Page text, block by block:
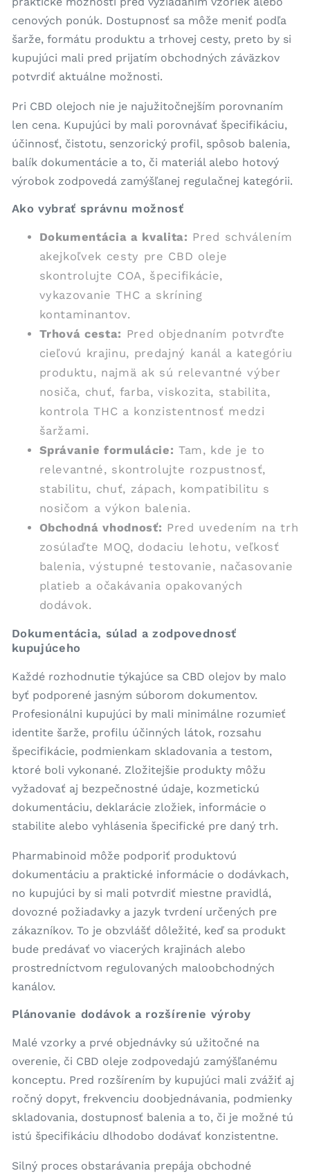
cenových ponúk. Dostupnosť sa môže meniť podľa
šarže, formátu produktu a trhovej cesty, preto by si
kupujúci mali pred prijatím obchodných záväzkov
potvrdiť aktuálne možnosti.
Pri CBD olejoch nie je najužitočnejším porovnaním
len cena. Kupujúci by mali porovnávať špecifikáciu,
účinnosť, čistotu, senzorický profil, spôsob balenia,
balík dokumentácie a to, či materiál alebo hotový
výrobok zodpovedá zamýšľanej regulačnej kategórii.
Ako vybrať správnu možnosť
Dokumentácia a kvalita: Pred schválením
akejkoľvek cesty pre CBD oleje
skontrolujte COA, špecifikácie,
vykazovanie THC a skríning
kontaminantov.
Trhová cesta: Pred objednaním potvrďte
cieľovú krajinu, predajný kanál a kategóriu
produktu, najmä ak sú relevantné výber
nosiča, chuť, farba, viskozita, stabilita,
kontrola THC a konzistentnosť medzi
šaržami.
Správanie formulácie: Tam, kde je to
relevantné, skontrolujte rozpustnosť,
stabilitu, chuť, zápach, kompatibilitu s
nosičom a výkon balenia.
Obchodná vhodnosť: Pred uvedením na trh
zosúlaďte MOQ, dodaciu lehotu, veľkosť
balenia, výstupné testovanie, načasovanie
platieb a očakávania opakovaných
dodávok.
Dokumentácia, súlad a zodpovednosť
kupujúceho
Každé rozhodnutie týkajúce sa CBD olejov by malo
byť podporené jasným súborom dokumentov.
Profesionálni kupujúci by mali minimálne rozumieť
identite šarže, profilu účinných látok, rozsahu
špecifikácie, podmienkam skladovania a testom,
ktoré boli vykonané. Zložitejšie produkty môžu
vyžadovať aj bezpečnostné údaje, kozmetickú
dokumentáciu, deklarácie zložiek, informácie o
stabilite alebo vyhlásenia špecifické pre daný trh.
Pharmabinoid môže podporiť produktovú
dokumentáciu a praktické informácie o dodávkach,
no kupujúci by si mali potvrdiť miestne pravidlá,
dovozné požiadavky a jazyk tvrdení určených pre
zákazníkov. To je obzvlášť dôležité, keď sa produkt
bude predávať vo viacerých krajinách alebo
prostredníctvom regulovaných maloobchodných
kanálov.
Plánovanie dodávok a rozšírenie výroby
Malé vzorky a prvé objednávky sú užitočné na
overenie, či CBD oleje zodpovedajú zamýšľanému
konceptu. Pred rozšírením by kupujúci mali zvážiť aj
ročný dopyt, frekvenciu doobjednávania, podmienky
skladovania, dostupnosť balenia a to, či je možné tú
istú špecifikáciu dlhodobo dodávať konzistentne.
Silný proces obstarávania prepája obchodné